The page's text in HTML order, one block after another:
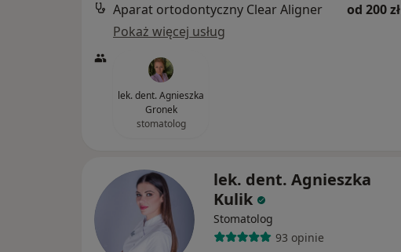
Aparat ortodontyczny Clear Aligner
od 200 zł
Pokaż więcej usług
lek. dent. Agnieszka
Gronek
stomatolog
lek. dent. Agnieszka
Kulik
Stomatolog
93 opinie